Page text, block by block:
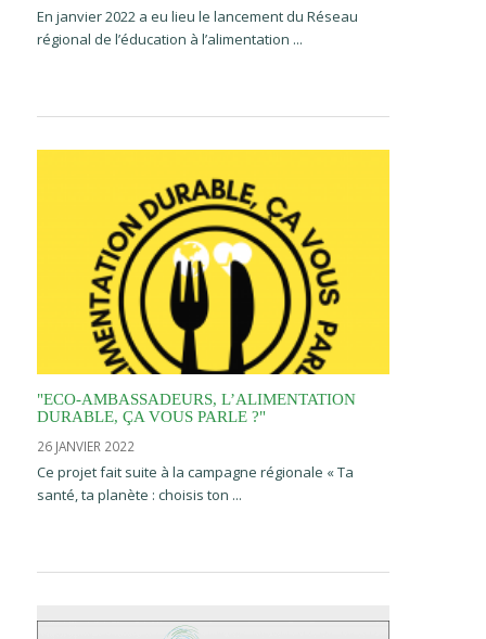
En janvier 2022 a eu lieu le lancement du Réseau
régional de l’éducation à l’alimentation ...
"ECO-AMBASSADEURS, L’ALIMENTATION
DURABLE, ÇA VOUS PARLE ?"
26 JANVIER 2022
Ce projet fait suite à la campagne régionale « Ta
santé, ta planète : choisis ton ...